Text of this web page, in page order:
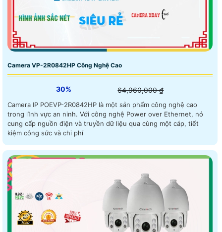
Camera VP-2R0842HP Công Nghệ Cao
30% 64,960,000 ₫
Camera IP POEVP-2R0842HP là một sản phẩm công nghệ cao
trong lĩnh vực an ninh. Với công nghệ Power over Ethernet, nó
cung cấp nguồn điện và truyền dữ liệu qua cùng một cáp, tiết
kiệm công sức và chi phí